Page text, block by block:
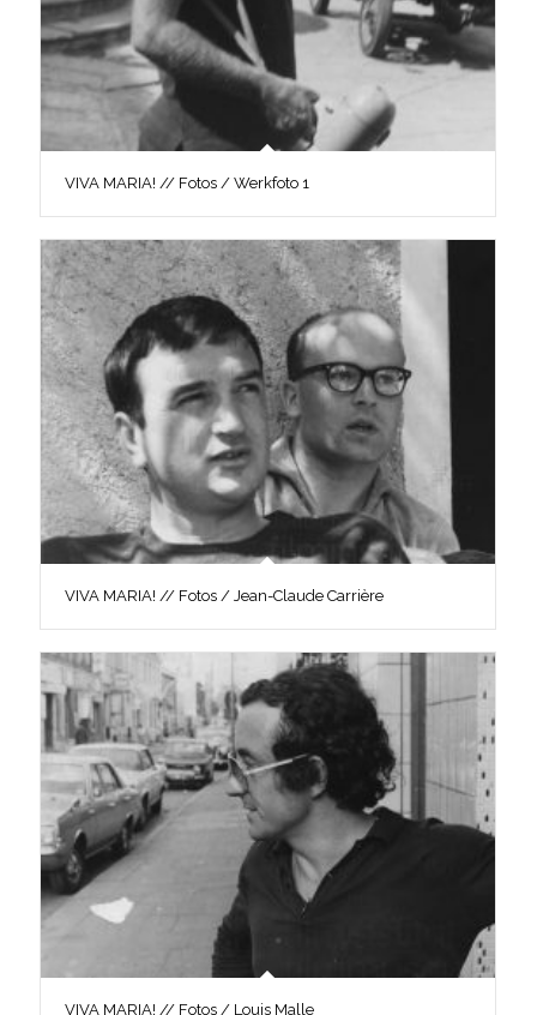
VIVA MARIA! // Fotos / Werkfoto 1
VIVA MARIA! // Fotos / Jean-Claude Carrière
VIVA MARIA! // Fotos / Louis Malle